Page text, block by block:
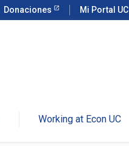
Donaciones Mi Portal UC
Working at Econ UC